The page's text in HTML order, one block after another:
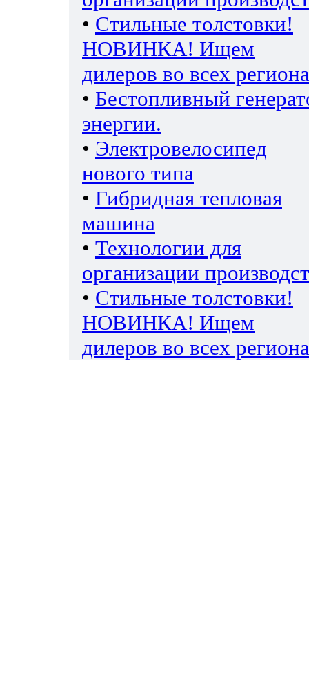
• Стильные толстовки!
НОВИНКА! Ищем
дилеров во всех
• Бестопливный
энергии.
• Электровелосипед
нового типа
• Гибридная тепловая
машина
• Технологии для
организации
• Стильные толстовки!
НОВИНКА! Ищем
дилеров во всех